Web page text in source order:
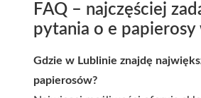
FAQ – najczęściej
pytania o e papierosy
Gdzie w Lublinie znajdę
papierosów?